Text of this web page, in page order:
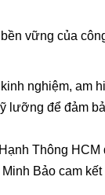
vững của
nghiệm, am
lưỡng để đảm
Thông
Bảo cam kết